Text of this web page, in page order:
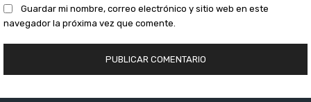
Guardar mi nombre, correo electrónico y sitio web en este
navegador la próxima vez que comente.